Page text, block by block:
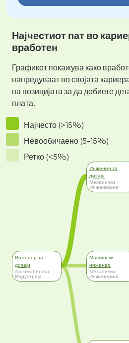
Најчестиот пат во
вработен
Графикот покажува како
напредуваат во својата
на позицијата за да добиете
плата.
Најчесто (>15%)
Невообичаено (5-15%)
Ретко (<5%)
Инженер за
дизајн
Автомобилска
Индустрија
Инженер за
дизајн
Механички
Инженеринг
Машински
инженер
Механички
Инженеринг